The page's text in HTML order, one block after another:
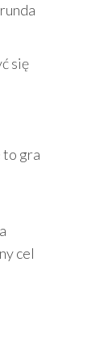
się
to gra
cel